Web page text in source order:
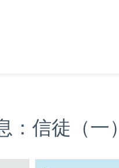
：信徒（一）